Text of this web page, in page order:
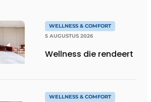
WELLNESS & COMFORT
5 AUGUSTUS 2026
Wellness die rendeert
WELLNESS & COMFORT